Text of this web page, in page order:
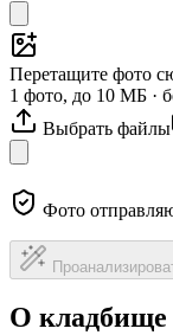
Перетащите фото
1 фото, до 10 МБ ·
Выбрать файлы
Фото
О